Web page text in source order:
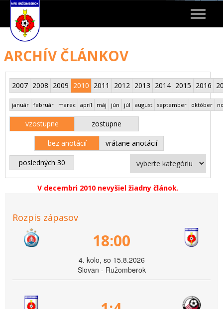
Toggle
ARCHÍV ČLÁNKOV
2007 2008 2009 2010 2011 2012 2013 2014 2015 2016
január február marec apríl máj jún júl august september október
vzostupne zostupne
bez anotácií vrátane anotácií
posledných 30
V decembri 2010 nevyšiel žiadny článok.
Rozpis zápasov
18:00
4. kolo, so 15.8.2026
Slovan - Ružomberok